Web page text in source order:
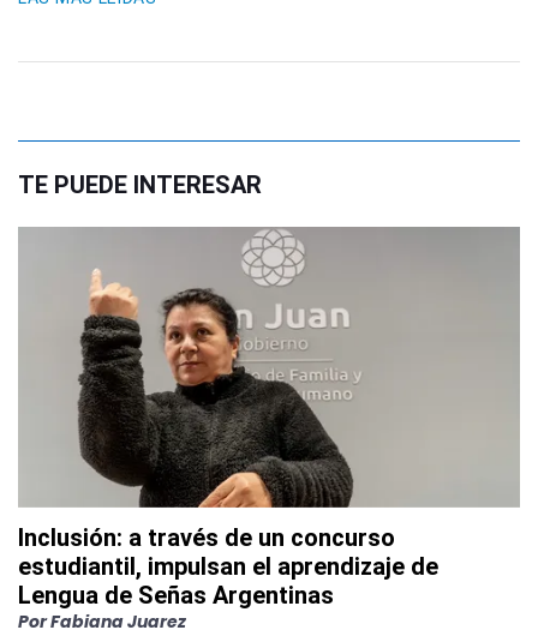
TE PUEDE INTERESAR
Inclusión: a través de un concurso
estudiantil, impulsan el aprendizaje de
Lengua de Señas Argentinas
PorFabiana Juarez